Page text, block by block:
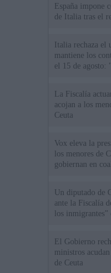
España impone
de Italia tras el
Italia rechaza
mantiene los
el 15 de agosto:
La Fiscalía
acojan a los
Ceuta
Vox eleva la
los menores de
gobiernan en
Un diputado de
ante la Fiscalía
los inmigrantes”
El Gobierno
ministros
de Ceuta